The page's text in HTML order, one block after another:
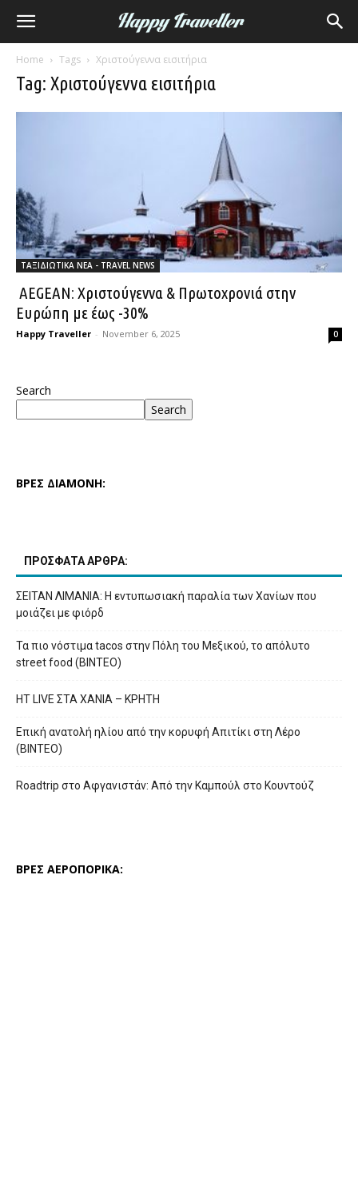
Home Tags Χριστούγεννα εισιτήρια
Tag: Χριστούγεννα εισιτήρια
ΤΑΞΙΔΙΩΤΙΚΑ ΝΕΑ - TRAVEL NEWS
AEGEAN: Χριστούγεννα & Πρωτοχρονιά στην
Ευρώπη με έως -30%
Happy Traveller - November 6, 2025 0
Search
Search
ΒΡΕΣ ΔΙΑΜΟΝΗ:
ΠΡΟΣΦΑΤΑ ΑΡΘΡΑ:
ΣΕΙΤΑΝ ΛΙΜΑΝΙΑ: Η εντυπωσιακή παραλία των Χανίων που
μοιάζει με φιόρδ
Τα πιο νόστιμα tacos στην Πόλη του Μεξικού, το απόλυτο
street food (ΒΙΝΤΕΟ)
HT LIVE ΣΤΑ ΧΑΝΙΑ – ΚΡΗΤΗ
Επική ανατολή ηλίου από την κορυφή Απιτίκι στη Λέρο
(ΒΙΝΤΕΟ)
Roadtrip στο Αφγανιστάν: Από την Καμπούλ στο Κουντούζ
ΒΡΕΣ ΑΕΡΟΠΟΡΙΚΑ: